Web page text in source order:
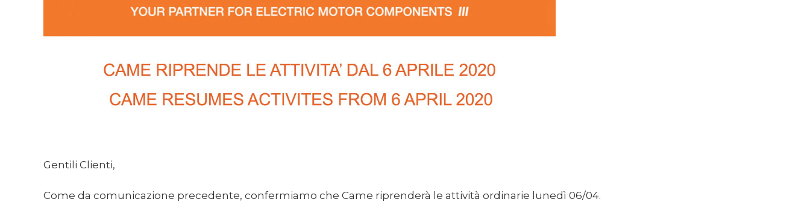
Gentili Clienti,
Come da comunicazione precedente, confermiamo che Came riprenderà le attività ordinarie lunedì 06/04.